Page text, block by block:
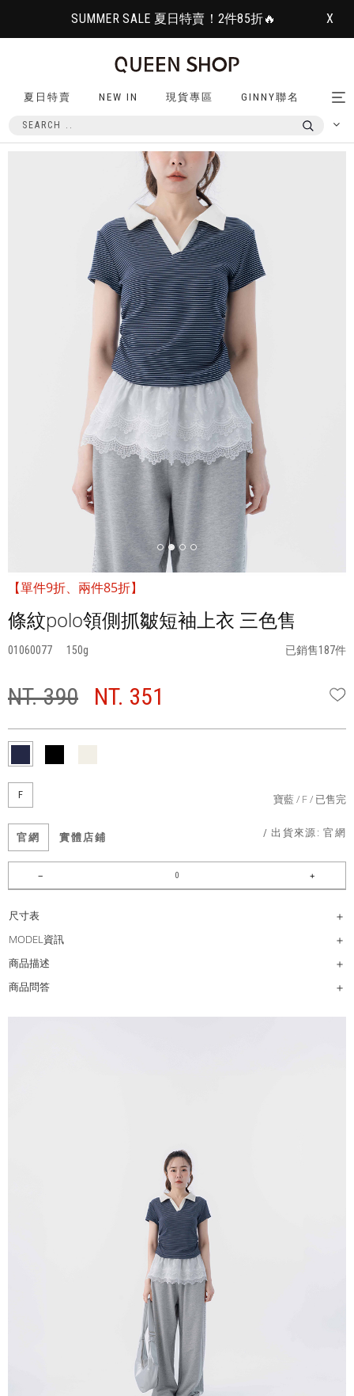
SUMMER SALE 夏日特賣！2件85折🔥 X
夏日特賣 NEW IN 現貨專區 GINNY聯名
【單件9折、兩件85折】
條紋polo領側抓皺短袖上衣 三色售
01060077 150 已銷售187件
NT. 390 NT. 351
F 寶藍 F 已售完
官網 實體店鋪 / 出貨來源:官網
尺寸表
MODEL資訊
商品描述
商品問答